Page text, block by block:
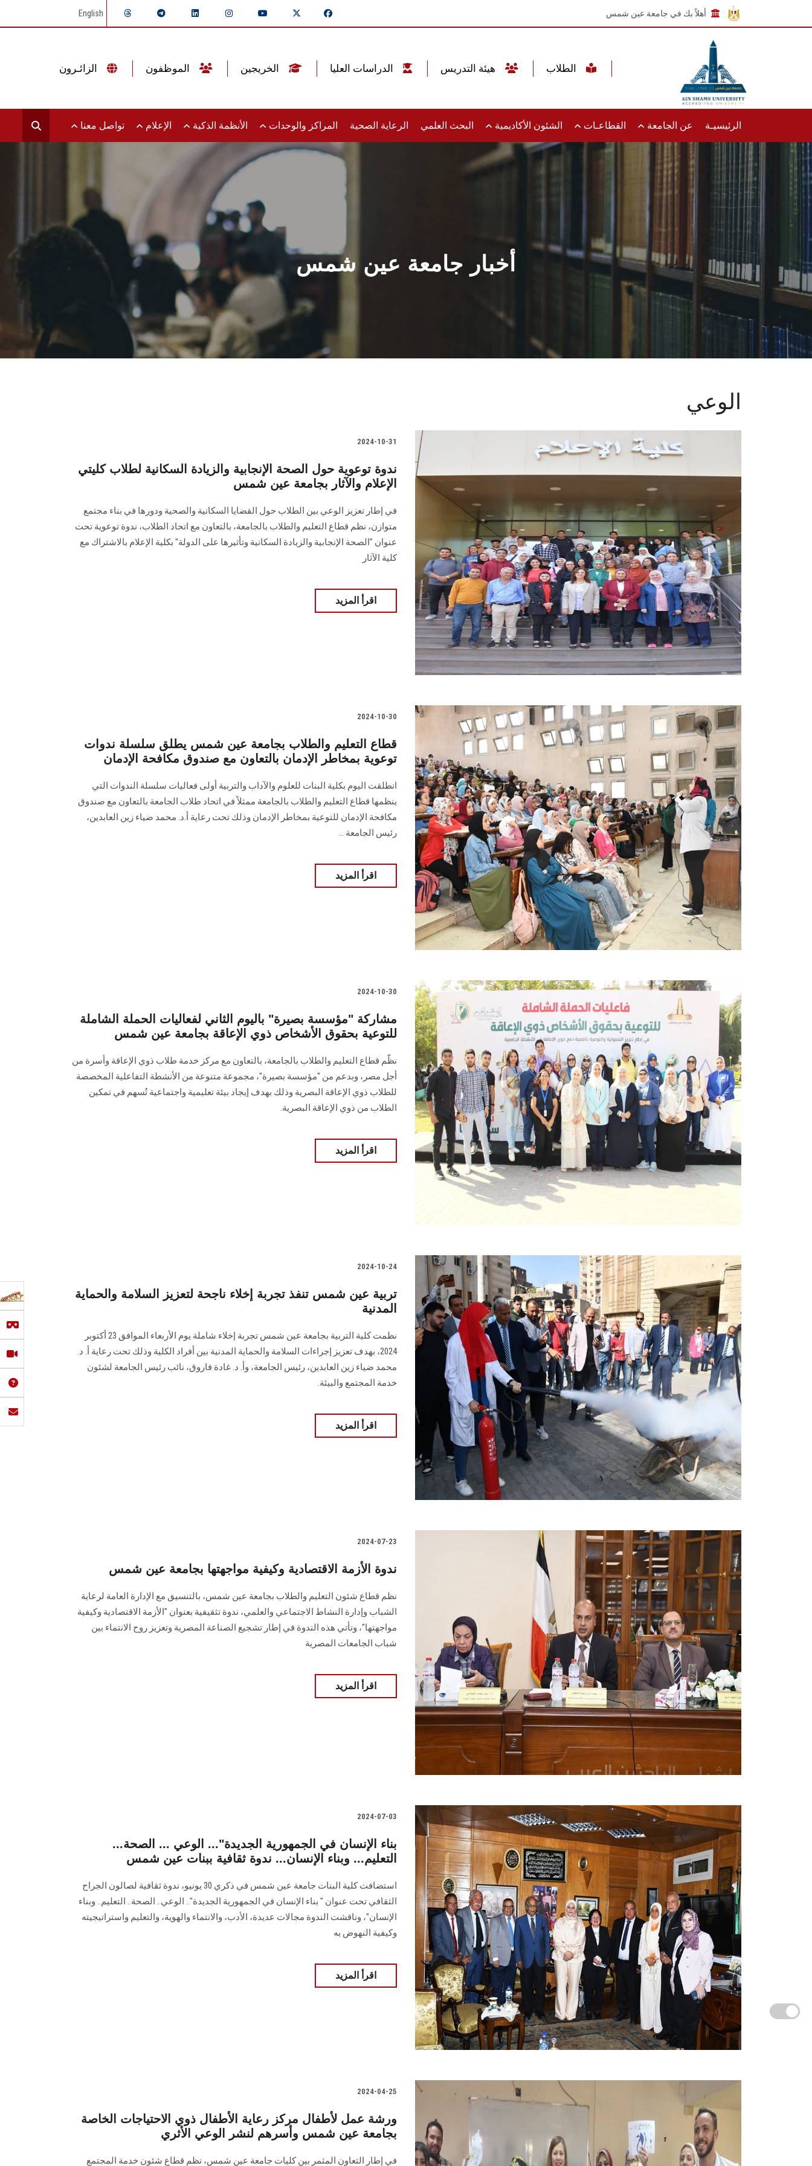
أهلاً بك في جامعة عين شمس English
الرئيسيـة عن الجامعة القطاعـات الشئون الأكاديمية البحث العلمي الرعاية الصحية المراكز والوحدات الأنظمة الذكية الإعلام تواصل معنا
أخبار جامعة عين شمس
الوعي
2024-10-31
ندوة توعوية حول الصحة الإنجابية والزيادة السكانية لطلاب كليتي
الإعلام والآثار بجامعة عين شمس
في إطار تعزيز الوعي بين الطلاب حول القضايا السكانية والصحية ودورها في بناء مجتمع
‏متوازن، نظم قطاع التعليم والطلاب بالجامعة، بالتعاون مع اتحاد الطلاب، ندوة توعوية تحت
عنوان "الصحة ‏الإنجابية والزيادة السكانية وتأثيرها على الدولة" بكلية الإعلام بالاشتراك مع
كلية الآثار‎
اقرأ المزيد
2024-10-30
قطاع التعليم والطلاب بجامعة عين شمس يطلق سلسلة ندوات
توعوية بمخاطر الإدمان بالتعاون مع صندوق مكافحة الإدمان
انطلقت اليوم بكلية البنات للعلوم والآداب والتربية أولى فعاليات سلسلة ‏الندوات التي
ينظمها قطاع التعليم والطلاب بالجامعة ممثلاً في اتحاد طلاب الجامعة بالتعاون مع ‏صندوق
مكافحة الإدمان للتوعية بمخاطر الإدمان وذلك تحت رعاية أ.د. محمد ضياء ‏زين العابدين،
رئيس الجامعة ...
اقرأ المزيد
2024-10-30
مشاركة "مؤسسة بصيرة" باليوم الثاني لفعاليات الحملة الشاملة
للتوعية بحقوق الأشخاص ذوي الإعاقة بجامعة عين شمس
نظّم قطاع التعليم والطلاب بالجامعة، بالتعاون مع مركز خدمة طلاب ذوي الإعاقة وأسرة من
أجل مصر، وبدعم من "مؤسسة بصيرة"، مجموعة متنوعة من الأنشطة التفاعلية المخصصة
للطلاب ذوي الإعاقة البصرية وذلك بهدف إيجاد بيئة تعليمية واجتماعية تُسهم في تمكين
الطلاب من ذوي الإعاقة البصرية.
اقرأ المزيد
2024-10-24
تربية عين شمس تنفذ تجربة إخلاء ناجحة لتعزيز السلامة والحماية
المدنية
نظمت كلية التربية بجامعة عين شمس تجربة إخلاء شاملة يوم الأربعاء الموافق 23 أكتوبر
2024، بهدف تعزيز إجراءات السلامة والحماية المدنية بين أفراد الكلية وذلك تحت رعاية أ. د.
محمد ضياء زين العابدين، رئيس الجامعة، وأ. د. غادة فاروق، نائب رئيس الجامعة لشئون
خدمة المجتمع والبيئة.
اقرأ المزيد
2024-07-23
ندوة الأزمة الاقتصادية وكيفية مواجهتها بجامعة عين شمس
نظم قطاع شئون التعليم والطلاب بجامعة عين شمس، بالتنسيق مع الإدارة العامة لرعاية
الشباب ‏وإدارة النشاط الاجتماعي والعلمي، ندوة تثقيفية بعنوان "الأزمة الاقتصادية وكيفية
مواجهتها"، وتأتي هذه الندوة في إطار تشجيع الصناعة المصرية وتعزيز روح الانتماء بين
شباب الجامعات ‏المصرية
اقرأ المزيد
2024-07-03
بناء الإنسان في الجمهورية الجديدة"... الوعي ... الصحة...
التعليم... وبناء الإنسان... ندوة ثقافية ببنات عين شمس
استضافت كلية البنات جامعة عين شمس في ذكري 30 يونيو، ندوة ثقافية لصالون الجراح
‏الثقافي تحت عنوان " بناء الإنسان في الجمهورية الجديدة".. الوعي.. الصحة.. التعليم.. ‏وبناء
الإنسان‎"، وناقشت الندوة مجالات عديدة، الأدب، والانتماء والهوية، والتعليم واستراتيجيته
وكيفية النهوض ‏به
اقرأ المزيد
2024-04-25
ورشة عمل لأطفال مركز رعاية الأطفال ذوي الاحتياجات الخاصة
بجامعة عين شمس وأسرهم لنشر الوعي الأثري
في إطار التعاون المثمر بين كليات جامعة عين شمس، نظم قطاع شئون خدمة المجتمع